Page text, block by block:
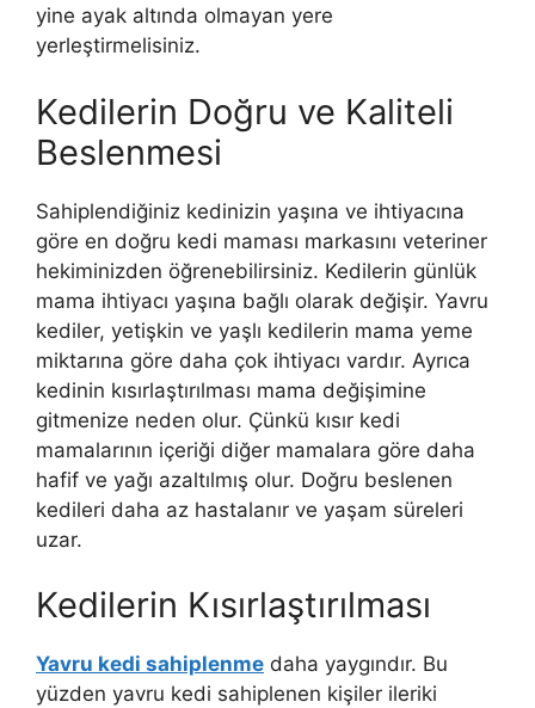
yine ayak altında olmayan yere
yerleştirmelisiniz.
Kedilerin Doğru ve Kaliteli
Beslenmesi
Sahiplendiğiniz kedinizin yaşına ve ihtiyacına
göre en doğru kedi maması markasını veteriner
hekiminizden öğrenebilirsiniz. Kedilerin günlük
mama ihtiyacı yaşına bağlı olarak değişir. Yavru
kediler, yetişkin ve yaşlı kedilerin mama yeme
miktarına göre daha çok ihtiyacı vardır. Ayrıca
kedinin kısırlaştırılması mama değişimine
gitmenize neden olur. Çünkü kısır kedi
mamalarının içeriği diğer mamalara göre daha
hafif ve yağı azaltılmış olur. Doğru beslenen
kedileri daha az hastalanır ve yaşam süreleri
uzar.
Kedilerin Kısırlaştırılması
Yavru kedi sahiplenme daha yaygındır. Bu
yüzden yavru kedi sahiplenen kişiler ileriki